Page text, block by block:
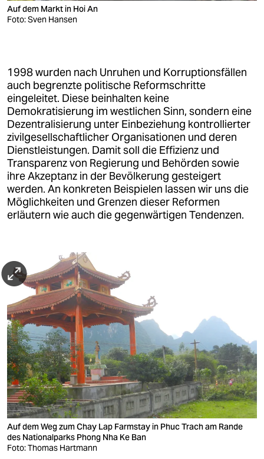
6. Tag(Hoi An)
Museumsdorf, je nach Saison am Rande des
Overtourism
Stadtführung zu Fuß mit Besuch traditioneller
Häuser und Pagoden sowie einem Bummel über
den Markt bis zur Japanischen Brücke - mit
Gelegenheit zum Mittagessen
Besuch der Behindertenwerkstatt Reaching Out
Handicrafts
Nachmittag zur freien Verfügung: Möglichkeit zu
individuellem Stadtbummel, Ausruhen oder
Radtour zum Strand
7. Tag(Cham-Museum in Danang und Fahrt nach
Hué)
Busfahrt nach Danang und Besuch des dortigen
Cham-Museums
danach ca. dreistündigeFahrt nach Hué(mit
Mittagspause im Sea Food-Restaurant an einer
Lagune)
Besuch der Zitadelle von Hué
Einchecken im Hotel, gemeinsames Abendessen
8. Tag(Entwicklungsprojekte bei Hué und Phuc
Auf dem Markt in Hoi An
Foto: Sven Hansen
1998 wurden nach Unruhen und Korruptionsfällen
auch begrenzte politische Reformschritte
eingeleitet. Diese beinhalten keine
Demokratisierung im westlichen Sinn, sondern eine
Dezentralisierung unter Einbeziehung kontrollierter
zivilgesellschaftlicher Organisationen und deren
Dienstleistungen. Damit soll die Effizienz und
Transparenz von Regierung und Behörden sowie
ihre Akzeptanz in der Bevölkerung gesteigert
werden. An konkreten Beispielen lassen wir uns die
Möglichkeiten und Grenzen dieser Reformen
erläutern wie auch die gegenwärtigen Tendenzen.
Auf dem Weg zum Chay Lap Farmstay in Phuc Trach am Rande
des Nationalparks Phong Nha Ke Ban
Foto: Thomas Hartmann